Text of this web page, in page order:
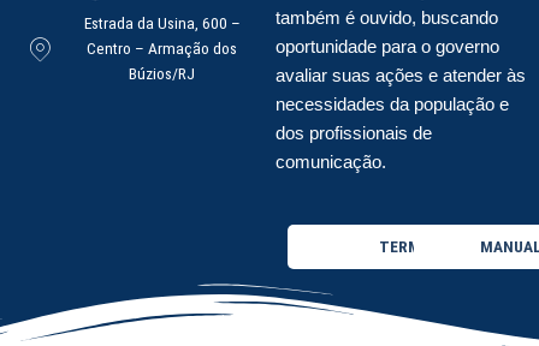
Estrada da Usina, 600 –
Centro – Armação dos
Búzios/RJ
também é ouvido, buscando
oportunidade para o governo
avaliar suas ações e atender às
necessidades da população e
dos profissionais de
comunicação.
TERMO DE USO